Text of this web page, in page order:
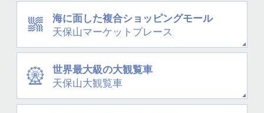
海に面した複合ショッピングモール
天保山マーケットプレース
世界最大級の大観覧車
天保山大観覧車